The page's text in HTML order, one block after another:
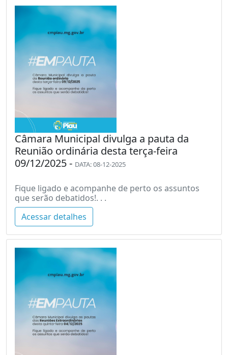
Câmara Municipal divulga a pauta da
Reunião ordinária desta terça-feira
09/12/2025 - DATA: 08-12-2025
Fique ligado e acompanhe de perto os assuntos
que serão debatidos!. . .
Acessar detalhes